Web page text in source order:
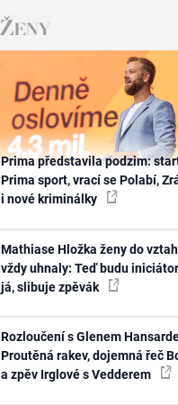
Prima představila podzim:
Prima sport, vrací se Polabí,
i nové kriminálky
Mathiase Hložka ženy do
vždy uhnaly: Teď budu
já, slibuje zpěvák
Rozloučení s Glenem
Proutěná rakev, dojemná řeč
a zpěv Irglové s Vedderem